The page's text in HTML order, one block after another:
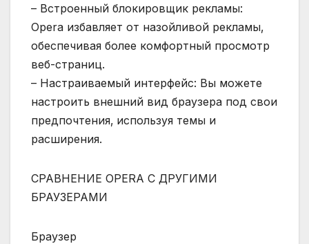
– Встроенный блокировщик рекламы:
Opera избавляет от назойливой рекламы‚
обеспечивая более комфортный просмотр
веб-страниц.
– Настраиваемый интерфейс: Вы можете
настроить внешний вид браузера под свои
предпочтения‚ используя темы и
расширения.
СРАВНЕНИЕ OPERA С ДРУГИМИ
БРАУЗЕРАМИ
Браузер